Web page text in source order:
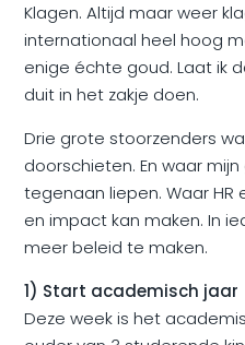
Klagen. Altijd maar weer
internationaal heel hoog
enige échte goud. Laat ik
duit in het zakje doen.
Drie grote stoorzenders
doorschieten. En waar
tegenaan liepen. Waar
en impact kan maken. In
meer beleid te maken.
1) Start academisch jaar
Deze week is het